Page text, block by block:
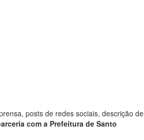
posts de redes sociais, descrição de
com a Prefeitura de Santo